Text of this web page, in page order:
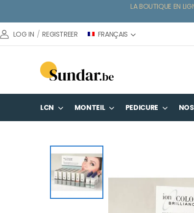
LA BOUTIQUE EN
LOG IN / REGISTREER FRANÇAIS
LCN MONTEIL PEDICURE